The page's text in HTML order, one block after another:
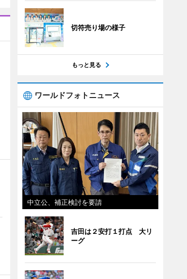
切符売り場の様子
もっと見る
ワールドフォトニュース
中立公、補正検討を要請
吉田は２安打１打点 大リ
ーグ